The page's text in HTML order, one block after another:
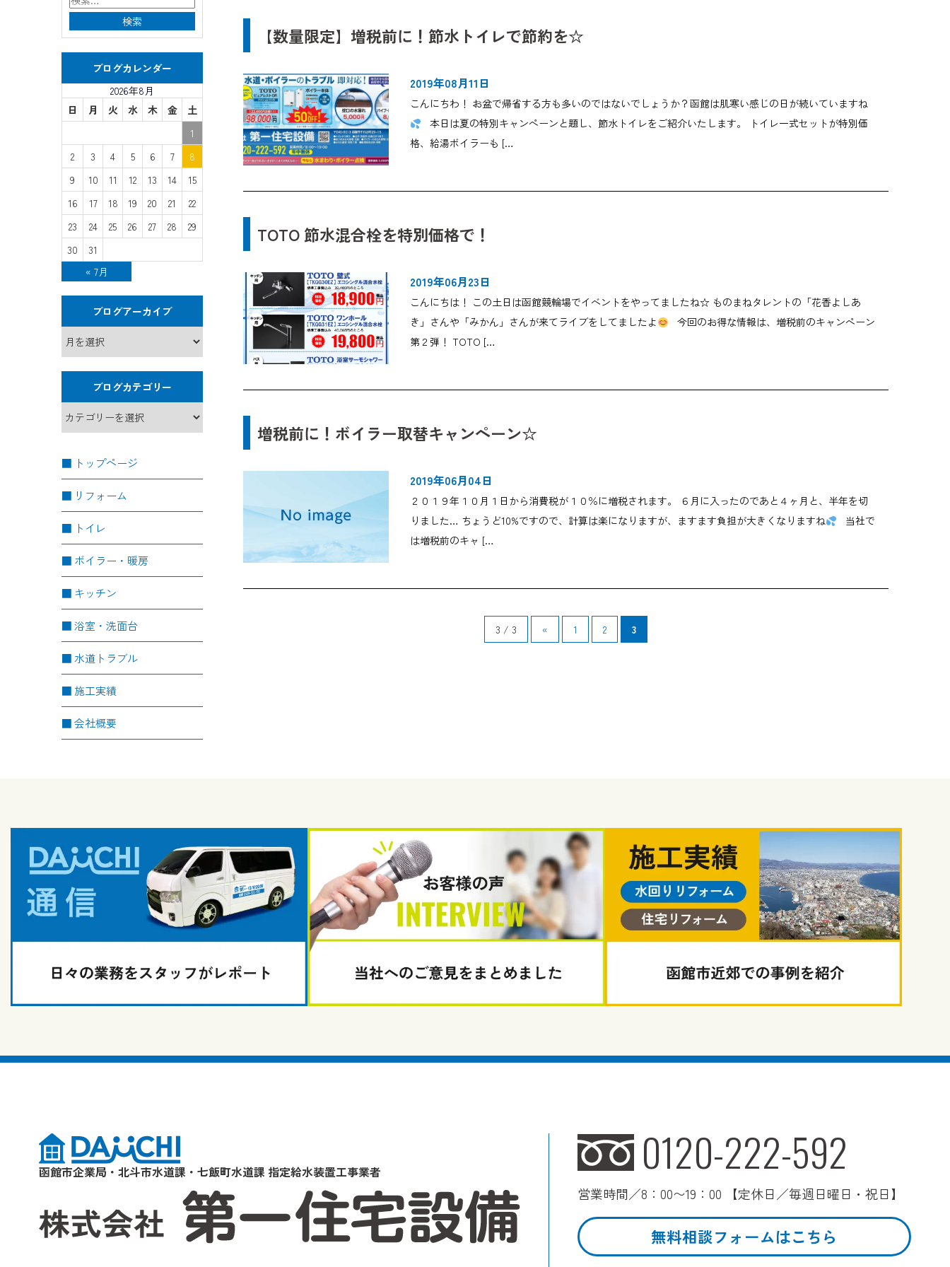
ブログカレンダー
2026年8月
日
月 火 水 木 金
土
1
2
3 4 5 6 7
8
9
10 11 12 13 14
15
16
17 18 19 20 21
22
23
24 25 26 27 28
29
30
31
« 7月
ブログアーカイブ
ブログカテゴリー
トップページ
リフォーム
トイレ
ボイラー・暖房
キッチン
浴室・洗面台
水道トラブル
施工実績
会社概要
【数量限定】増税前に！節水トイレで節約を☆
2019年08月11日
こんにちわ！ お盆で帰省する方も多いのではないでしょうか？函館は肌寒い感じの日が続いていますね
本日は夏の特別キャンペーンと題し、節水トイレをご紹介いたします。 トイレ一式セットが特別価
格、給湯ボイラーも […
TOTO 節水混合栓を特別価格で！
2019年06月23日
こんにちは！ この土日は函館競輪場でイベントをやってましたね☆ ものまねタレントの「花香よしあ
き」さんや「みかん」さんが来てライブをしてましたよ
今回のお得な情報は、増税前のキャンペーン
第２弾！ TOTO […
増税前に！ボイラー取替キャンペーン☆
2019年06月04日
２０１９年１０月１日から消費税が１０％に増税されます。 ６月に入ったのであと４ヶ月と、半年を切
りました… ちょうど10%ですので、計算は楽になりますが、ますます負担が大きくなりますね
当社で
は増税前のキャ […
3 / 3 « 1 2 3
函館市企業局・北斗市水道課・七飯町水道課 指定給水装置工事業者 0120-222-592
営業時間／8：00〜19：00 【定休日／毎週日曜日・祝日】
無料相談フォームはこちら